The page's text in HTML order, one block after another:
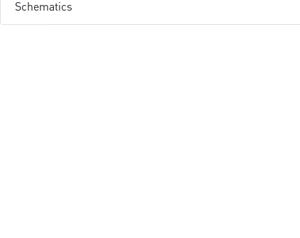
Schematics